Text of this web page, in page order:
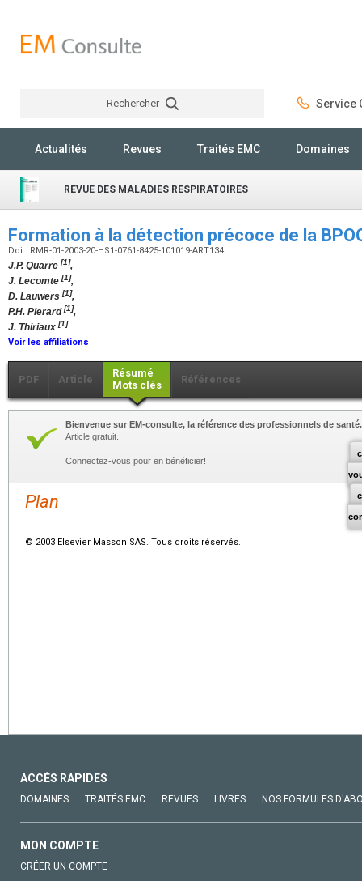
Rechercher Service
Actualités Revues Traités EMC Domaines
REVUE DES MALADIES RESPIRATOIRES
Formation à la détection précoce de la
Doi : RMR-01-2003-20-HS1-0761-8425-101019-ART134
J.P. Quarre [1],
J. Lecomte [1],
D. Lauwers [1],
P.H. Pierard[1],
J. Thiriaux [1]
Voir les affiliations
PDF Article
Résumé
Mots clés
Références
Bienvenue sur EM-consulte, la référence des professionnels de santé.
Article gratuit.
Connectez-vous pour en bénéficier!
Plan
© 2003 Elsevier Masson SAS. Tous droits réservés.
ACCÈS RAPIDES
DOMAINES TRAITÉS EMC REVUES LIVRES NOS FORMULES
MON COMPTE
CRÉER UN COMPTE